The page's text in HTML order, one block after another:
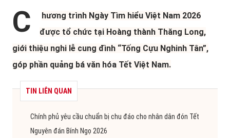
C
hương trình Ngày Tìm hiểu Việt Nam 2026
được tổ chức tại Hoàng thành Thăng Long,
giới thiệu nghi lễ cung đình “Tống Cựu Nghinh Tân”,
góp phần quảng bá văn hóa Tết Việt Nam.
TIN LIÊN QUAN
Chính phủ yêu cầu chuẩn bị chu đáo cho nhân dân đón Tết
Nguyên đán Bính Ngọ 2026